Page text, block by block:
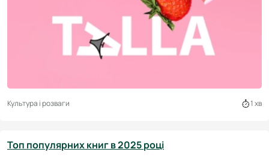
Культура і розваги 1 хв
Топ популярних книг в 2025 році